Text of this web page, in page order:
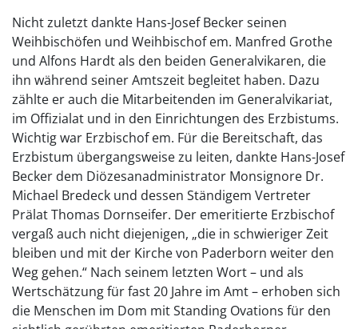
Nicht zuletzt dankte Hans-Josef Becker seinen
Weihbischöfen und Weihbischof em. Manfred Grothe
und Alfons Hardt als den beiden Generalvikaren, die
ihn während seiner Amtszeit begleitet haben. Dazu
zählte er auch die Mitarbeitenden im Generalvikariat,
im Offizialat und in den Einrichtungen des Erzbistums.
Wichtig war Erzbischof em. Für die Bereitschaft, das
Erzbistum übergangsweise zu leiten, dankte Hans-Josef
Becker dem Diözesanadministrator Monsignore Dr.
Michael Bredeck und dessen Ständigem Vertreter
Prälat Thomas Dornseifer. Der emeritierte Erzbischof
vergaß auch nicht diejenigen, „die in schwieriger Zeit
bleiben und mit der Kirche von Paderborn weiter den
Weg gehen.“ Nach seinem letzten Wort – und als
Wertschätzung für fast 20 Jahre im Amt – erhoben sich
die Menschen im Dom mit Standing Ovations für den